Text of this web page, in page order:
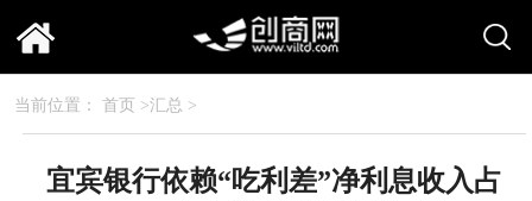
当前位置： 首页 >汇总 >
宜宾银行依赖“吃利差”净利息收入占